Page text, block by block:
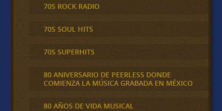
70S ROCK RADIO
70S SOUL HITS
70S SUPERHITS
80 ANIVERSARIO DE PEERLESS DONDE
COMIENZA LA MÚSICA GRABADA EN MÉXICO
80 AÑOS DE VIDA MUSICAL